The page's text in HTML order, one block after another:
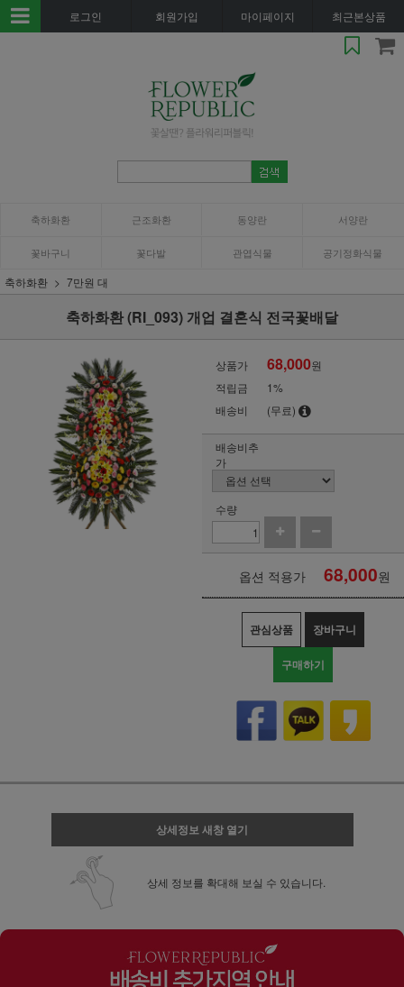
로그인 회원가입 마이페이지 최근본상품
축하화환 근조화환 동양란 서양란
꽃바구니 꽃다발 관엽식물 공기정화식물
축하화환 7만원 대
축하화환 (RI_093) 개업 결혼식 전국꽃배달
상품가 68,000원
적립금
1%
배송비
(무료)
배송비추
가
수량
옵션 적용가 68,000원
관심상품 장바구니
구매하기
상세정보 새창 열기
상세 정보를 확대해 보실 수 있습니다.